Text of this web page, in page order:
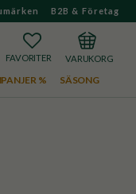
B2B & Företag
FAVORITERKUNDVAGN
% SÄSONG